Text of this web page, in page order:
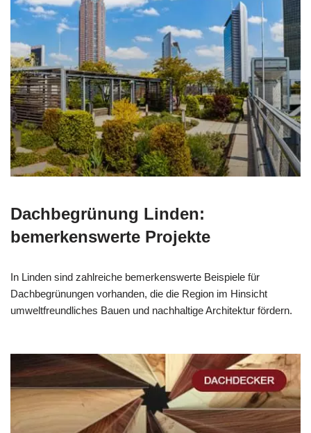
Dachbegrünung Linden:
bemerkenswerte Projekte
In Linden sind zahlreiche bemerkenswerte Beispiele für
Dachbegrünungen vorhanden, die die Region im Hinsicht
umweltfreundliches Bauen und nachhaltige Architektur fördern.